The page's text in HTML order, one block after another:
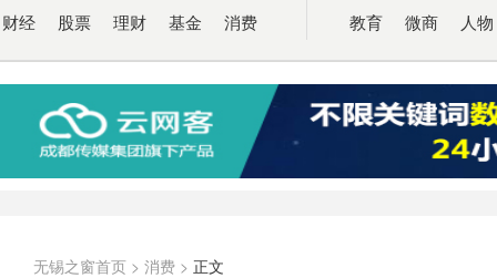
财经 股票 理财 基金 消费 教育 微商 人物
无锡之窗首页 > 消费 > 正文